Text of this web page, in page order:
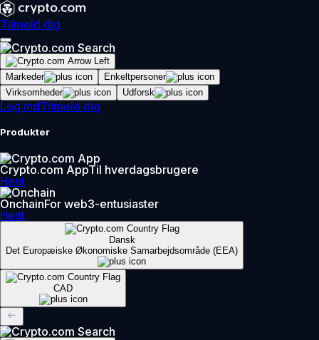
Tilmeld dig
Markeder
Enkeltpersoner
Virksomheder
Udforsk
Log indTilmeld dig
Produkter
Crypto.com AppTil hverdagsbrugere
Hent
OnchainFor web3-entusiaster
Hent
Dansk
Det Europæiske Økonomiske Samarbejdsområde (EEA)
CAD